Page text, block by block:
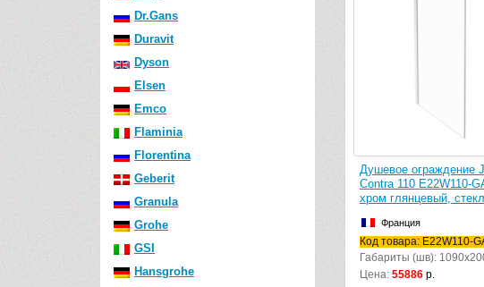
Dr.Gans
Duravit
Dyson
Elsen
Emco
Flaminia
Florentina
Geberit
Granula
Grohe
GSI
Hansgrohe
Душевое ограждение
Contra 110 E22W110-
хром глянцевый,
Франция
Код товара: E22W110-
Габариты (шв):
Цена: 55886 р.